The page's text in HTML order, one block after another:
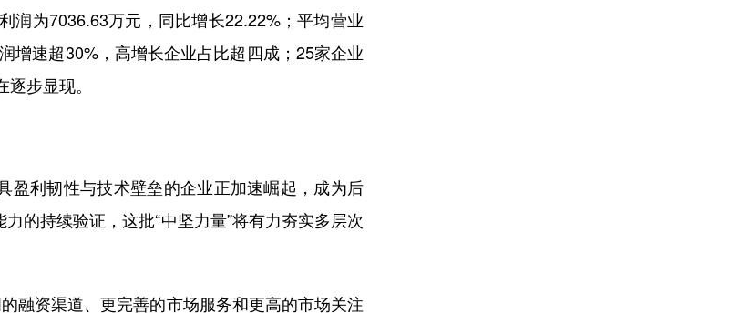
润为7036.63万元，同比增长22.22%；平均营业
增速超30%，高增长企业占比超四成；25家企业
步显现。
利韧性与技术壁垒的企业正加速崛起，成为后
的持续验证，这批“中坚力量”将有力夯实多层次
资渠道、更完善的市场服务和更高的市场关注